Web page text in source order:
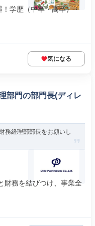
学歴（中卒・高卒）・
気になる
部門の部門長(ディレ
務経理部部長をお願いし
財務を結びつけ、事業全